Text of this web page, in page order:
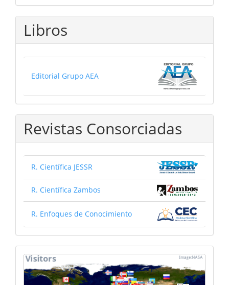
Libros
Editorial Grupo AEA
Revistas Consorciadas
R. Científica JESSR
R. Científica Zambos
R. Enfoques de Conocimiento
mapa